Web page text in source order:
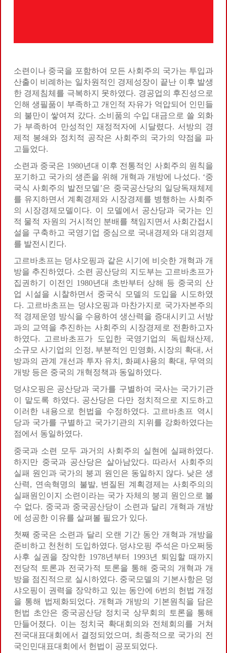
소련이나 중국을 포함하여 모든 사회주의 국가는 투입과
산출이 비례하는 일차원적인 경제성장이 끝난 이후 발생
한 경제침체를 극복하지 못하였다. 경공업의 후진성으로
인해 생필품이 부족하고 개인적 자유가 억압되어 인민들
의 불만이 쌓여져 갔다. 소비품의 수입 대금으로 쓸 외화
가 부족하여 만성적인 재정적자에 시달렸다. 서방의 경
제적 봉쇄와 정치적 공작은 사회주의 국가의 약점을 파
고들었다.
소련과 중국은 1980년대 이후 전통적인 사회주의 원칙을
포기하고 국가의 생존을 위해 개혁과 개방에 나섰다. ‘중
국식 사회주의 발전모델’은 중국공산당의 일당독재체제
를 유지하면서 계획경제와 시장경제를 병행하는 사회주
의 시장경제모델이다. 이 모델에서 공산당과 국가는 인
적 물적 자원의 거시적인 분배를 책임지면서 사회간접시
설을 구축하고 국영기업 중심으로 국내경제와 대외경제
를 발전시킨다.
고르바초프는 덩샤오핑과 같은 시기에 비슷한 개혁과 개
방을 추진하였다. 소련 공산당의 지도부는 고르바초프가
집권하기 이전인 1980년대 초반부터 상해 등 중국의 산
업 시설을 시찰하면서 중국식 모델의 도입을 시도하였
다. 고르바초프는 덩샤오핑과 마찬가지로 국가자본주의
적 경제운영 방식을 수용하여 생산력을 증대시키고 서방
과의 교역을 추진하는 사회주의 시장경제로 전환하고자
하였다. 고르바초프가 도입한 국영기업의 독립채산제,
소규모 사기업의 인정, 부분적인 민영화, 시장의 확대, 서
방과의 관계 개선과 투자 유치, 화폐사용의 확대, 무역의
개방 등은 중국의 개혁정책과 동일하였다.
덩샤오핑은 공산당과 국가를 구별하여 국사는 국가기관
이 맡도록 하였다. 공산당은 다만 정치적으로 지도하고
이러한 내용으로 헌법을 수정하였다. 고르바초프 역시
당과 국가를 구별하고 국가기관의 지위를 강화하였다는
점에서 동일하였다.
중국과 소련 모두 과거의 사회주의 실현에 실패하였다.
하지만 중국과 공산당은 살아남았다. 따라서 사회주의
실패 원인과 국가의 붕괴 원인은 동일하지 않다. 낮은 생
산력, 연속혁명의 불발, 변질된 계획경제는 사회주의의
실패원인이지 소련이라는 국가 자체의 붕괴 원인으로 볼
수 없다. 중국과 중국공산당이 소련과 달리 개혁과 개방
에 성공한 이유를 살펴볼 필요가 있다.
첫째 중국은 소련과 달리 오랜 기간 동안 개혁과 개방을
준비하고 천천히 도입하였다. 덩샤오핑 주석은 마오쩌둥
사후 실권을 장악한 1978년부터 1993년 퇴임할 때까지
전당적 토론과 전국가적 토론을 통해 중국의 개혁과 개
방을 점진적으로 실시하였다. 중국모델의 기본사항은 덩
샤오핑이 권력을 장악하고 있는 동안에 6번의 헌법 개정
을 통해 법제화되었다. 개혁과 개방의 기본원칙을 담은
헌법 초안은 중국공산당 정치국 상무회의 토론을 통해
만들어졌다. 이는 정치국 확대회의와 전체회의를 거쳐
전국대표대회에서 결정되었으며, 최종적으로 국가의 전
국인민대표대회에서 헌법이 공포되었다.